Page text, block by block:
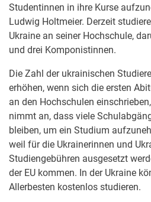
Studentinnen in ihre Kurse
Ludwig Holtmeier. Derzeit
Ukraine an seiner Hochschule,
und drei Komponistinnen.
Die Zahl der ukrainischen
erhöhen, wenn sich die ersten
an den Hochschulen
nimmt an, dass viele
bleiben, um ein Studium
weil für die Ukrainerinnen und
Studiengebühren ausgesetzt
der EU kommen. In der Ukraine
Allerbesten kostenlos studieren.